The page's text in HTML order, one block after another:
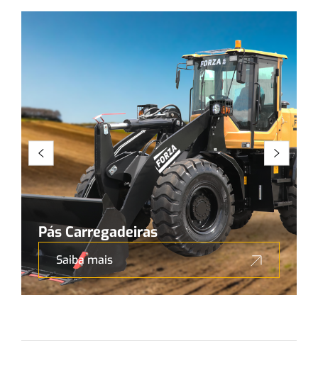
Pás Carregadeiras
Saiba mais